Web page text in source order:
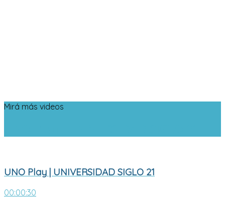
Mirá más videos
UNO Play | UNIVERSIDAD SIGLO 21
00:00:30